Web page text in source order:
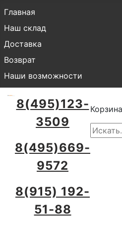
Главная
Наш склад
Доставка
Возврат
Наши возможности
8(495)123-
3509
8(495)669-
9572
8(915) 192-
51-88